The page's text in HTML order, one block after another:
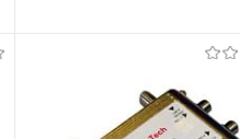
Купить в 1 клик К